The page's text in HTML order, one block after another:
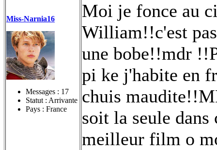
Miss-Narnia16
Messages : 17
Statut : Arrivante
Pays : France
Moi je fonce au
William!!c'est
une bobe!!mdr
pi ke j'habite en
chuis
soit la seule
meilleur film o